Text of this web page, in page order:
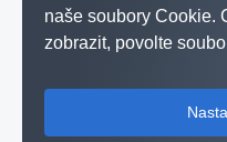
naše soubory Cookie.
zobrazit, povolte